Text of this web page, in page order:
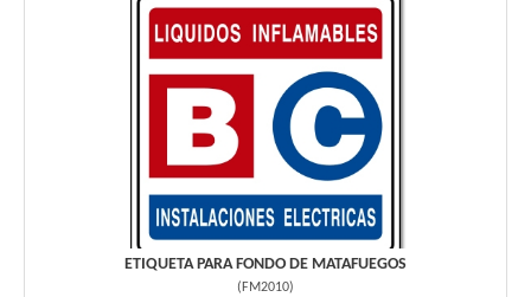
ETIQUETA PARA FONDO DE MATAFUEGOS
( FM2010)